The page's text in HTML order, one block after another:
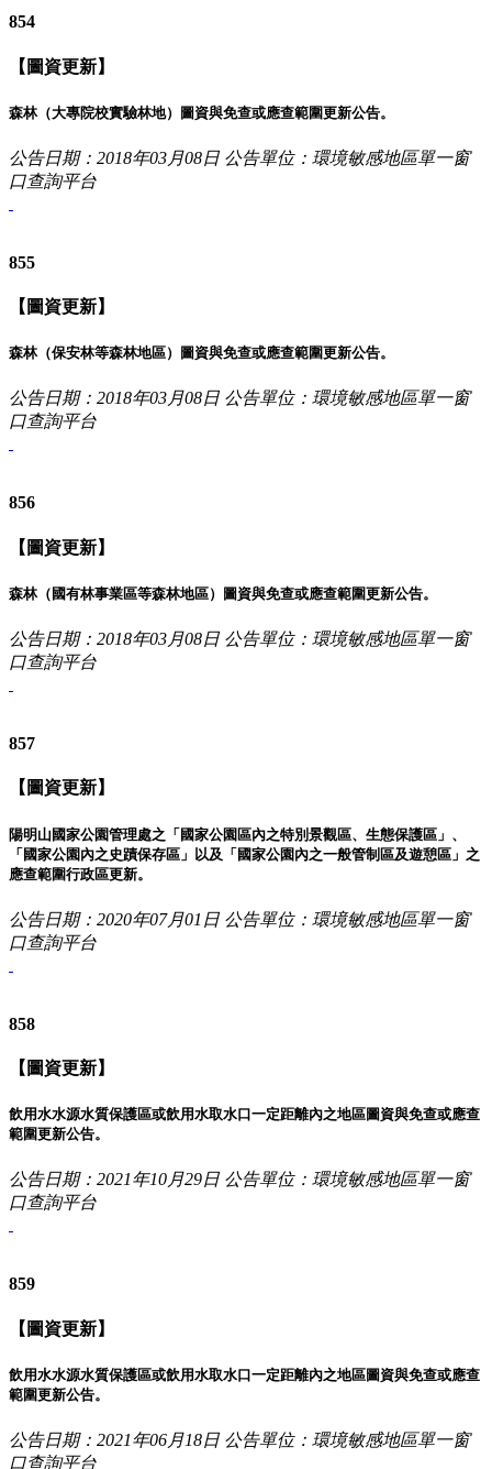
854
【圖資更新】
森林（大專院校實驗林地）圖資與免查或應查範圍更新公告。
公告日期：2018年03月08日 公告單位：環境敏感地區單一窗
口查詢平台
855
【圖資更新】
森林（保安林等森林地區）圖資與免查或應查範圍更新公告。
公告日期：2018年03月08日 公告單位：環境敏感地區單一窗
口查詢平台
856
【圖資更新】
森林（國有林事業區等森林地區）圖資與免查或應查範圍更新公告。
公告日期：2018年03月08日 公告單位：環境敏感地區單一窗
口查詢平台
857
【圖資更新】
陽明山國家公園管理處之「國家公園區內之特別景觀區、生態保護區」、
「國家公園內之史蹟保存區」以及「國家公園內之一般管制區及遊憩區」之
應查範圍行政區更新。
公告日期：2020年07月01日 公告單位：環境敏感地區單一窗
口查詢平台
858
【圖資更新】
飲用水水源水質保護區或飲用水取水口一定距離內之地區圖資與免查或應查
範圍更新公告。
公告日期：2021年10月29日 公告單位：環境敏感地區單一窗
口查詢平台
859
【圖資更新】
飲用水水源水質保護區或飲用水取水口一定距離內之地區圖資與免查或應查
範圍更新公告。
公告日期：2021年06月18日 公告單位：環境敏感地區單一窗
口查詢平台